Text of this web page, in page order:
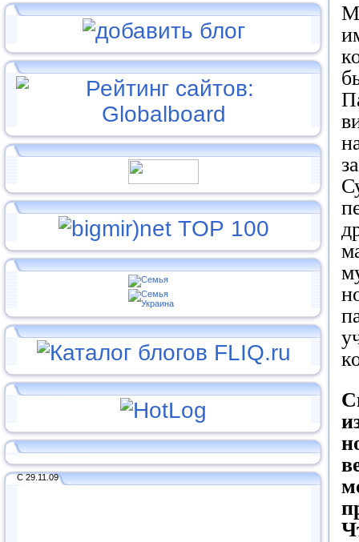
С 29.11.09